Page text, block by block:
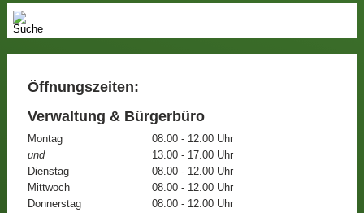
Öffnungszeiten:
Verwaltung & Bürgerbüro
Montag
08.00 - 12.00 Uhr
und
13.00 - 17.00 Uhr
Dienstag
08.00 - 12.00 Uhr
Mittwoch
08.00 - 12.00 Uhr
Donnerstag
08.00 - 12.00 Uhr